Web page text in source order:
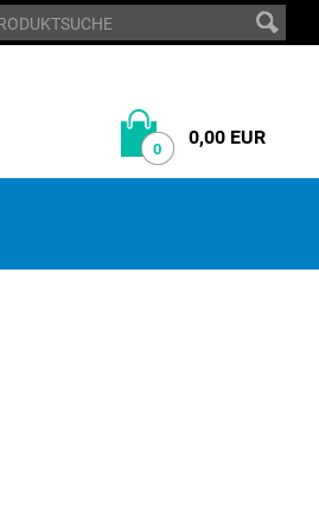
0 0,00 EUR